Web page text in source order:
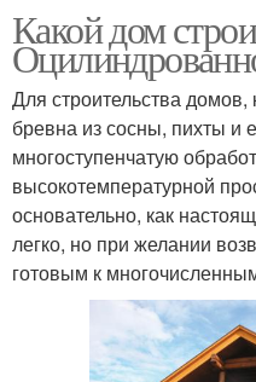
Какой дом
Для строительства домов,
бревна из сосны, пихты и
многоступенчатую
высокотемпературной
основательно, как
легко, но при желании
готовым к